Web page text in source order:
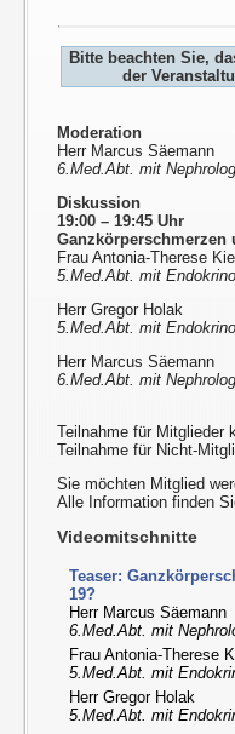
Bitte beachten Sie,
der
Moderation
Herr Marcus Säemann
6.Med.Abt. mit
Diskussion
19:00 – 19:45 Uhr
Ganzkörperschmerzen
Frau Antonia-Therese
5.Med.Abt. mit
Herr Gregor Holak
5.Med.Abt. mit
Herr Marcus Säemann
6.Med.Abt. mit
Teilnahme für Mitglieder
Teilnahme für Nicht-
Sie möchten Mitglied
Alle Information finden
Videomitschnitte
Teaser:
19?
Herr Marcus Säemann
6.Med.Abt. mit
Frau Antonia-Therese
5.Med.Abt. mit
Herr Gregor Holak
5.Med.Abt. mit